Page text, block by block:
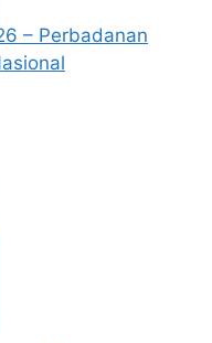
– Perbadanan